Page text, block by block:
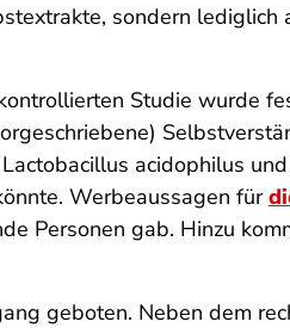
sondern lediglich
Studie wurde
Lactobacillus acidophilus und
Werbeaussagen für
Personen gab. Hinzu
geboten. Neben dem